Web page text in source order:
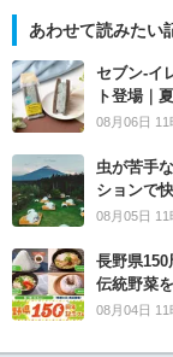
あわせて読みたい
セブン‐イ
ト登場｜
08月06日 11
虫が苦手
ションで
08月05日 11
長野県
伝統野菜
08月04日 11